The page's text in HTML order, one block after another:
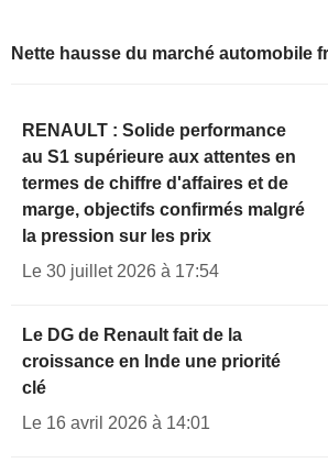
Nette hausse du marché automobile
RENAULT : Solide performance
au S1 supérieure aux attentes en
termes de chiffre d'affaires et de
marge, objectifs confirmés malgré
la pression sur les prix
Le 30 juillet 2026 à 17:54
Le DG de Renault fait de la
croissance en Inde une priorité
clé
Le 16 avril 2026 à 14:01